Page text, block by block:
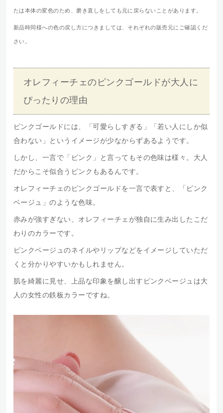
たは本体の変色のため、磨き直しをしても元に戻らないことがあります。
新品時同様への色の戻し方につきましては、それぞれの販売元にご確認くだ
さい。
オレフィーチェのピンクゴールドが大人に
ぴったりの理由
ピンクゴールドには、「可愛らしすぎる」「若い人にしか似
合わない」というイメージが少なからずあるようです。
しかし、一言で「ピンク」と言ってもその色味は様々。大人
だからこそ似合うピンクもあるんです。
オレフィーチェのピンクゴールドを一言で表すと、「ピンク
ベージュ」のような色味。
赤みが強すぎない、オレフィーチェが独自に生み出したこだ
わりのカラーです。
ピンクベージュのネイルやリップなどをイメージしていただ
くと分かりやすいかもしれません。
肌を綺麗に見せ、上品な印象を醸し出すピンクベージュは大
人の女性の鉄板カラーですね。